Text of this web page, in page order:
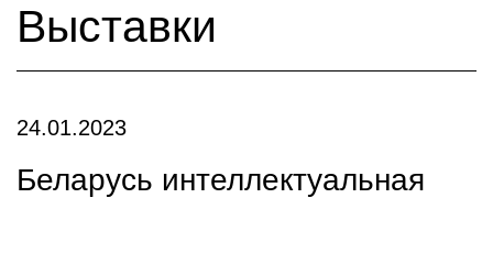
Выставки
24.01.2023
Беларусь интеллектуальная